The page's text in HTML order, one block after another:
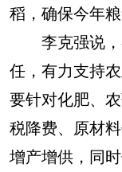
稻，确保今年
李克强说，
任，有力支持
要针对化肥、
税降费、原材
增产增供，同